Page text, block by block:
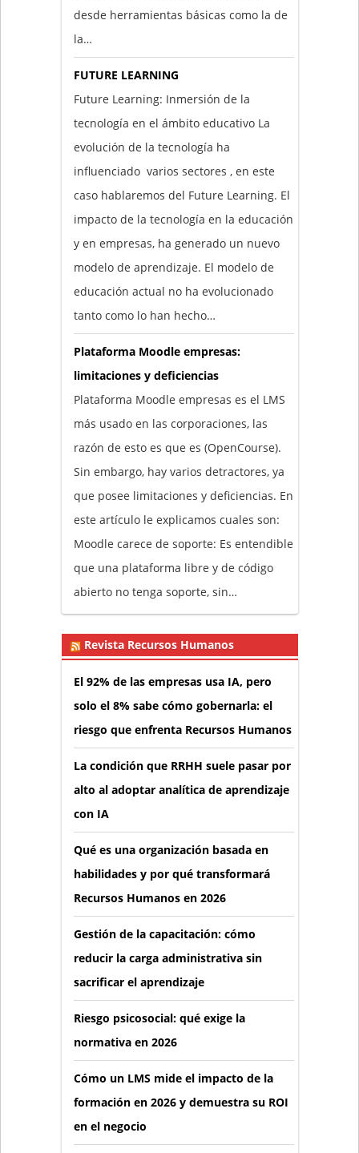
desde herramientas básicas como la de
la…
FUTURE LEARNING
Future Learning: Inmersión de la
tecnología en el ámbito educativo La
evolución de la tecnología ha
influenciado varios sectores , en este
caso hablaremos del Future Learning. El
impacto de la tecnología en la educación
y en empresas, ha generado un nuevo
modelo de aprendizaje. El modelo de
educación actual no ha evolucionado
tanto como lo han hecho…
Plataforma Moodle empresas:
limitaciones y deficiencias
Plataforma Moodle empresas es el LMS
más usado en las corporaciones, las
razón de esto es que es (OpenCourse).
Sin embargo, hay varios detractores, ya
que posee limitaciones y deficiencias. En
este artículo le explicamos cuales son:
Moodle carece de soporte: Es entendible
que una plataforma libre y de código
abierto no tenga soporte, sin…
Revista Recursos Humanos
El 92% de las empresas usa IA, pero
solo el 8% sabe cómo gobernarla: el
riesgo que enfrenta Recursos Humanos
La condición que RRHH suele pasar por
alto al adoptar analítica de aprendizaje
con IA
Qué es una organización basada en
habilidades y por qué transformará
Recursos Humanos en 2026
Gestión de la capacitación: cómo
reducir la carga administrativa sin
sacrificar el aprendizaje
Riesgo psicosocial: qué exige la
normativa en 2026
Cómo un LMS mide el impacto de la
formación en 2026 y demuestra su ROI
en el negocio